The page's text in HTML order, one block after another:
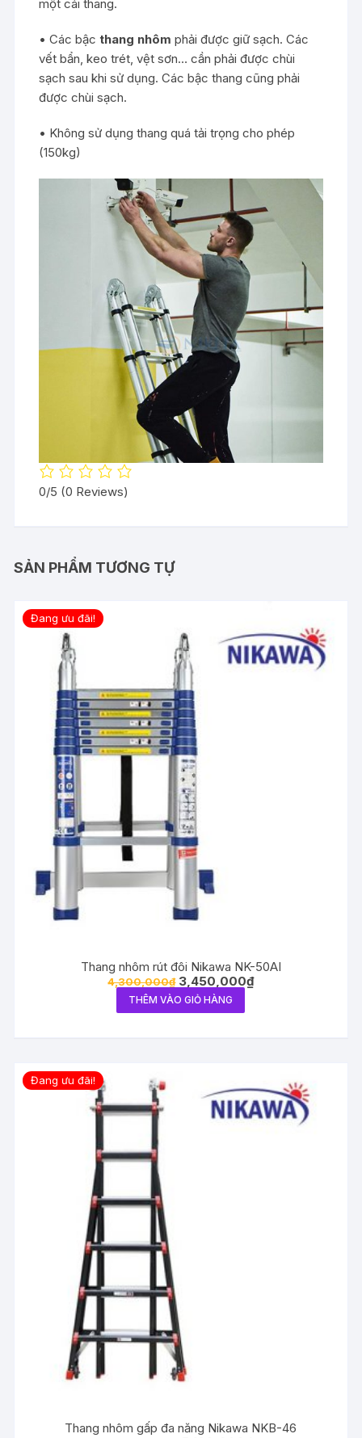
một cái thang.
• Các bậcthang nhôm phải được giữ sạch. Các
vết bẩn, keo trét, vệt sơn… cần phải được chùi
sạch sau khi sử dụng. Các bậc thang cũng phải
được chùi sạch.
• Không sử dụng thang quá tải trọng cho phép
(150kg)
0/5 (0 Reviews)
SẢN PHẨM TƯƠNG TỰ
Đang ưu đãi!
Thang nhôm rút đôi Nikawa NK-50AI
4,300,000₫ 3,450,000₫
THÊM VÀO GIỎ HÀNG
Đang ưu đãi!
Thang nhôm gấp đa năng Nikawa NKB-46